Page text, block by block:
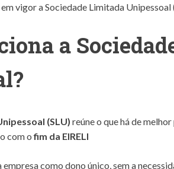
vigor a Sociedade Limitada Unipessoal
a
(SLU) reúne o que há de
com ofim da EIRELI
como dono único, sem a